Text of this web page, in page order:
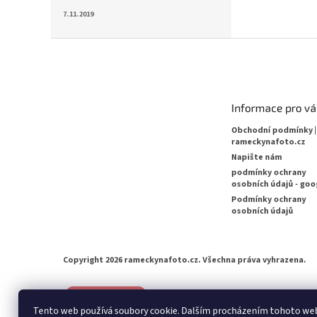
Tento web používá soubory cookie. Dalším procházením tohoto
7.11.2019
Informace pro
Obchodní podmínky |
rameckynafoto.cz
Napište nám
podmínky ochrany
osobních údajů -
Podmínky ochrany
osobních údajů
Copyright 2026 rameckynafoto.cz. Všechna práva vyhrazena.